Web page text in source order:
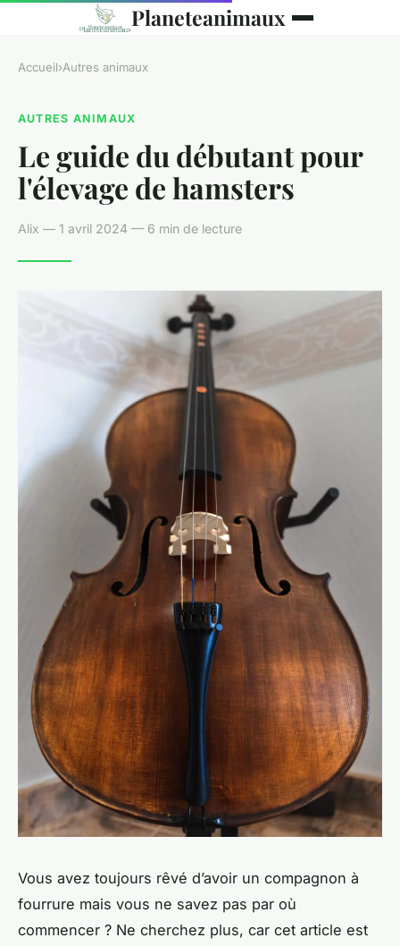
Planeteanimaux
Accueil›Autres animaux
AUTRES ANIMAUX
Le guide du débutant pour
l'élevage de hamsters
Alix — 1 avril 2024 — 6 min de lecture
Vous avez toujours rêvé d’avoir un compagnon à
fourrure mais vous ne savez pas par où
commencer ? Ne cherchez plus, car cet article est